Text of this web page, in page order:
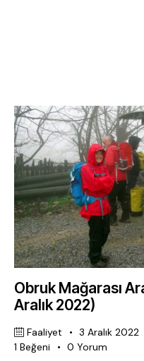
Obruk Mağarası
Aralık 2022)
Faaliyet 3 Aralık 2022
1 Beğeni 0 Yorum